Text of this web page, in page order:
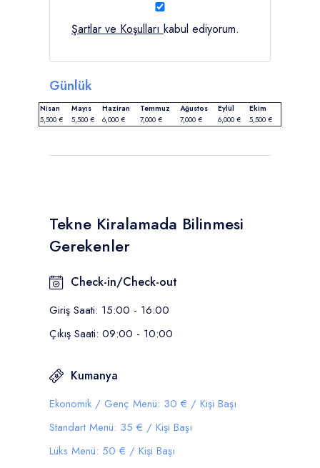
Şartlar ve Koşulları kabul ediyorum.
Günlük
Nisan Mayıs Haziran Temmuz Ağustos Eylül
Ekim
5,500 €
5,500 € 6,000 € 7,000 € 7,000 € 6,000 € 5,500 €
Tekne Kiralamada Bilinmesi
Gerekenler
Check-in/Check-out
Giriş Saati: 15:00 - 16:00
Çıkış Saati: 09:00 - 10:00
Kumanya
Ekonomik / Genç Menü: 30 € / Kişi Başı
Standart Menü: 35 € / Kişi Başı
Lüks Menü: 50 € / Kişi Başı